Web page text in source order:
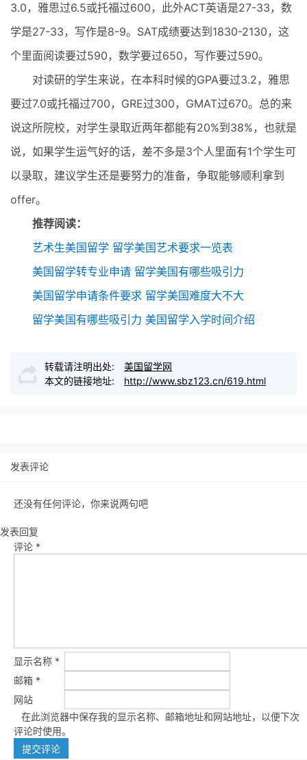
3.0，雅思过6.5或托福过600，此外ACT英语是27-33，数
学是27-33，写作是8-9。SAT成绩要达到1830-2130，这
个里面阅读要过590，数学要过650，写作要过590。
对读研的学生来说，在本科时候的GPA要过3.2，雅思
要过7.0或托福过700，GRE过300，GMAT过670。总的来
说这所院校，对学生录取近两年都能有20%到38%，也就是
说，如果学生运气好的话，差不多是3个人里面有1个学生可
以录取，建议学生还是要努力的准备，争取能够顺利拿到
offer。
推荐阅读：
艺术生美国留学 留学美国艺术要求一览表
美国留学转专业申请 留学美国有哪些吸引力
美国留学申请条件要求 留学美国难度大不大
留学美国有哪些吸引力 美国留学入学时间介绍
转载请注明出处:
美国留学网
本文的链接地址:
http://www.sbz123.cn/619.html
发表评论
还没有任何评论，你来说两句吧
发表回复
评论 *
显示名称 *
邮箱 *
网站
在此浏览器中保存我的显示名称、邮箱地址和网站地址，以便下次
评论时使用。